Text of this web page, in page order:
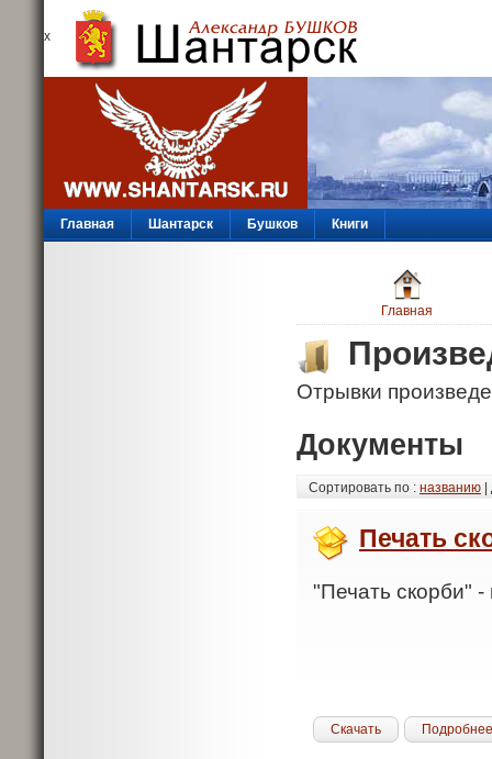
х
Главная Шантарск Бушков Книги
Главная
Отрывки
Документы
Сортировать по : названию
Печать
"Печать скорби" -
Скачать Подробнее